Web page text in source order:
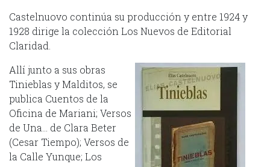
Castelnuovo continúa su producción y entre 1924 y
1928 dirige la colección Los Nuevos de Editorial
Claridad.
Allí junto a sus obras
Tinieblas y Malditos, se
publica Cuentos de la
Oficina de Mariani; Versos
de Una… de Clara Beter
(Cesar Tiempo); Versos de
la Calle Yunque; Los